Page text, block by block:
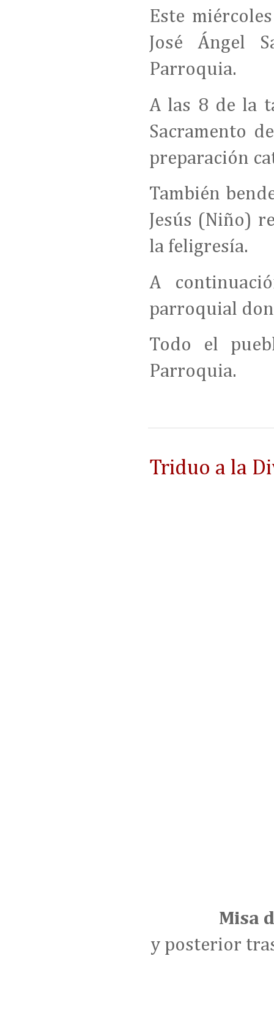
Este
José Ángel
Parroquia.
A las 8 de la
Sacramento
preparación
También
Jesús (Niño)
la feligresía.
A
parroquial
Todo el
Parroquia.
Triduo a la
Misa
y posterior